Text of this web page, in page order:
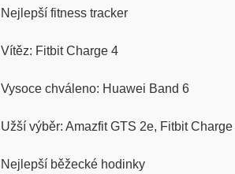
Nejlepší fitness tracker
Vítěz: Fitbit Charge 4
Vysoce chváleno: Huawei Band 6
Užší výběr: Amazfit GTS 2e, Fitbit
Nejlepší běžecké hodinky